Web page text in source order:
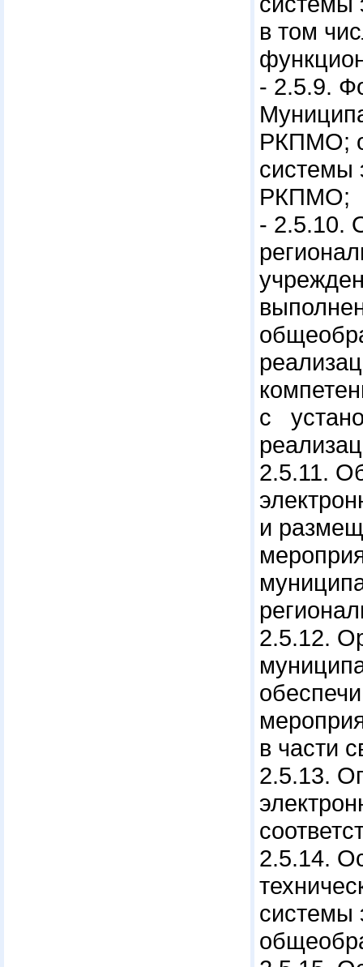
в том
- 2.5.9.
РКПМО;
системы
РКПМО;
- 2.5.10.
с
2.5.11.
и
2.5.12.
в части
2.5.13.
2.5.14.
системы